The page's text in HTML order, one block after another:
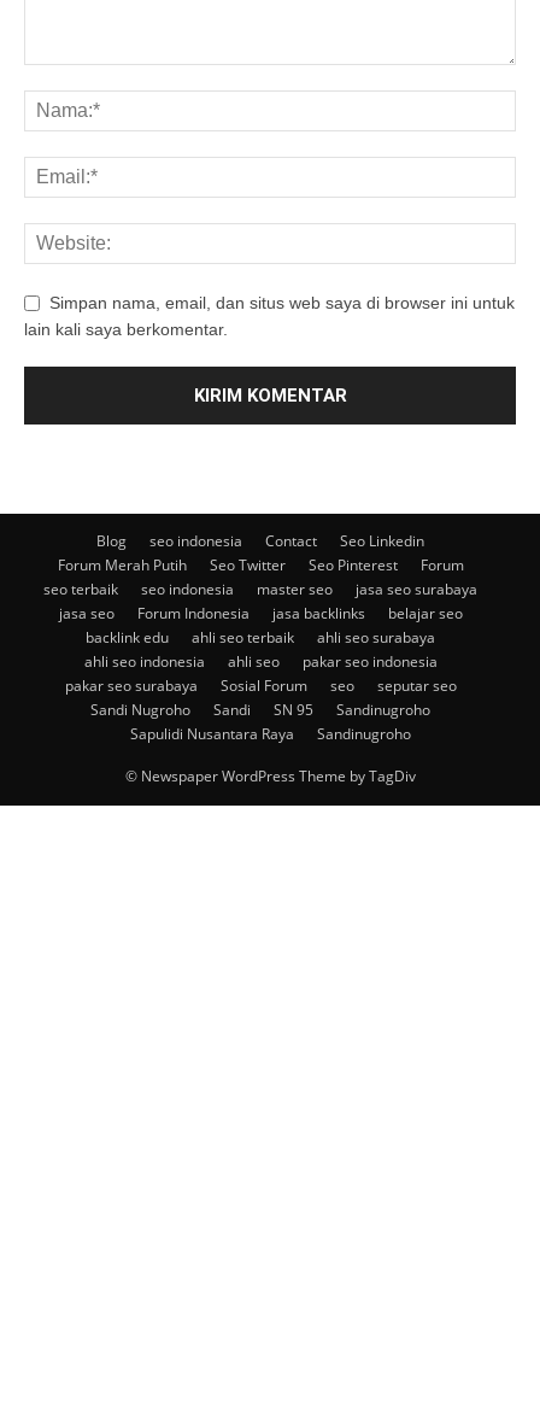
Simpan nama, email, dan situs web saya di browser ini untuk
lain kali saya berkomentar.
Blog seo indonesia Contact
Seo Linkedin
Forum Merah Putih
Seo Twitter Seo Pinterest
Forum
seo terbaik
seo indonesia master seo
jasa seo surabaya
jasa seo
Forum Indonesia jasa backlinks
belajar seo
backlink edu
ahli seo terbaik
ahli seo surabaya
ahli seo indonesia
ahli seo
pakar seo indonesia
pakar seo surabaya
Sosial Forum seo
seputar seo
Sandi Nugroho
Sandi SN 95
Sandinugroho
Sapulidi Nusantara Raya
Sandinugroho
© Newspaper WordPress Theme by TagDiv